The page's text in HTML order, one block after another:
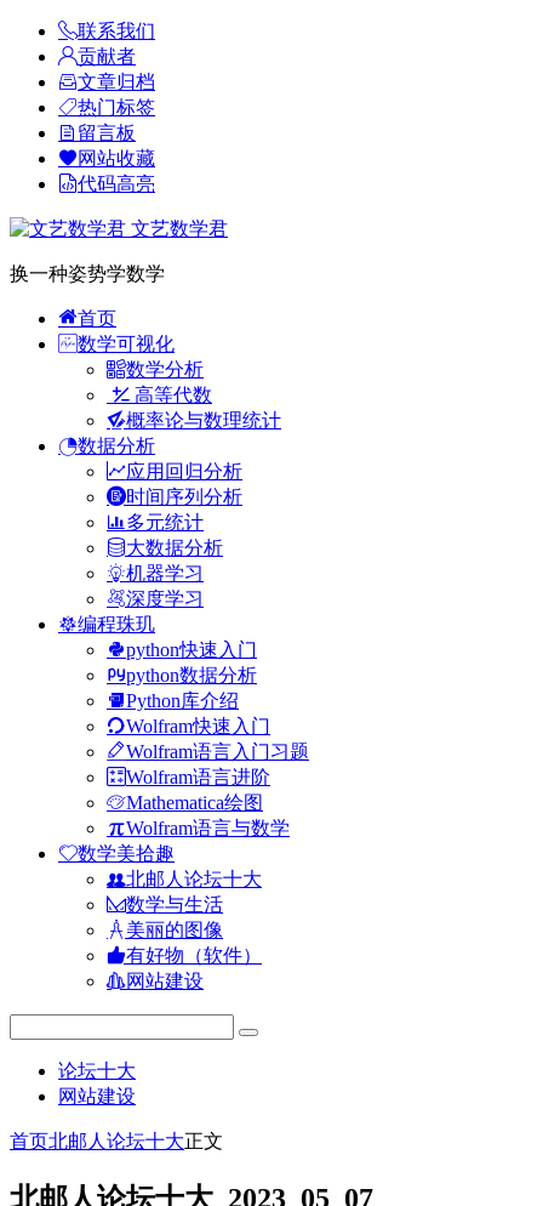
联系我们
贡献者
文章归档
热门标签
留言板
网站收藏
代码高亮
文艺数学君
换一种姿势学数学
首页
数学可视化
数学分析
高等代数
概率论与数理统计
数据分析
应用回归分析
时间序列分析
多元统计
大数据分析
机器学习
深度学习
编程珠玑
python快速入门
python数据分析
Python库介绍
Wolfram快速入门
Wolfram语言入门习题
Wolfram语言进阶
Mathematica绘图
Wolfram语言与数学
数学美拾趣
北邮人论坛十大
数学与生活
美丽的图像
有好物（软件）
网站建设
论坛十大
网站建设
首页北邮人论坛十大正文
北邮人论坛十大_2023_05_07